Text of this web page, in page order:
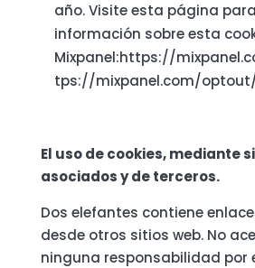
año. Visite esta página
información sobre esta
Mixpanel:https://
tps://mixpanel.com/optout/
El uso de cookies, mediante
asociados y de terceros.
Dos elefantes contiene
desde otros sitios web. No
ninguna responsabilidad por